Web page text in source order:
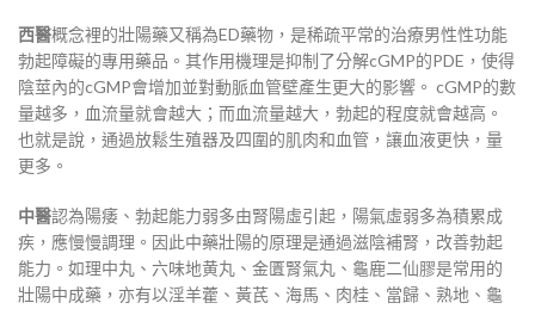
西醫概念裡的壯陽藥又稱為ED藥物，是稀疏平常的治療男性性功能
勃起障礙的專用藥品。其作用機理是抑制了分解cGMP的PDE，使得
陰莖內的cGMP會增加並對動脈血管壁產生更大的影響。 cGMP的數
量越多，血流量就會越大；而血流量越大，勃起的程度就會越高。
也就是說，通過放鬆生殖器及四圍的肌肉和血管，讓血液更快，量
更多。
中醫認為陽痿、勃起能力弱多由腎陽虛引起，陽氣虛弱多為積累成
疾，應慢慢調理。因此中藥壯陽的原理是通過滋陰補腎，改善勃起
能力。如理中丸、六味地黄丸、金匱腎氣丸、龜鹿二仙膠是常用的
壯陽中成藥，亦有以淫羊藿、黃芪、海馬、肉桂、當歸、熟地、龜